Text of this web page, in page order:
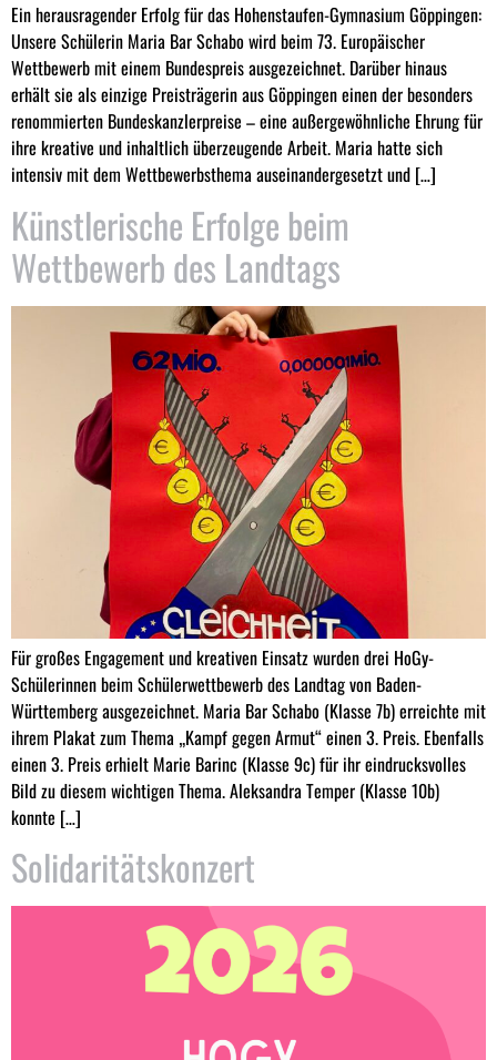
Ein herausragender Erfolg für das Hohenstaufen-Gymnasium Göppingen:
Unsere Schülerin Maria Bar Schabo wird beim 73. Europäischer
Wettbewerb mit einem Bundespreis ausgezeichnet. Darüber hinaus
erhält sie als einzige Preisträgerin aus Göppingen einen der besonders
renommierten Bundeskanzlerpreise – eine außergewöhnliche Ehrung für
ihre kreative und inhaltlich überzeugende Arbeit. Maria hatte sich
intensiv mit dem Wettbewerbsthema auseinandergesetzt und […]
Künstlerische Erfolge beim
Wettbewerb des Landtags
Für großes Engagement und kreativen Einsatz wurden drei HoGy-
Schülerinnen beim Schülerwettbewerb des Landtag von Baden-
Württemberg ausgezeichnet. Maria Bar Schabo (Klasse 7b) erreichte mit
ihrem Plakat zum Thema „Kampf gegen Armut“ einen 3. Preis. Ebenfalls
einen 3. Preis erhielt Marie Barinc (Klasse 9c) für ihr eindrucksvolles
Bild zu diesem wichtigen Thema. Aleksandra Temper (Klasse 10b)
konnte […]
Solidaritätskonzert